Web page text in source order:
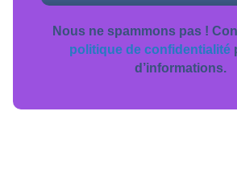
Nous ne spammons pas !
politique de confidentialité
d’informations.